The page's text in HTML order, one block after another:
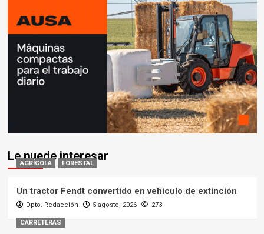
Le puede interesar
AGRÍCOLA FORESTAL
Un tractor Fendt convertido en vehículo de extinción
Dpto. Redacción 5 agosto, 2026 273
CARRETERAS